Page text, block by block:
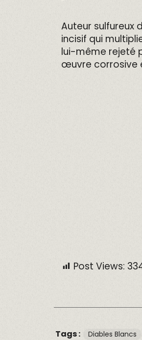
Auteur sulfureux
incisif qui
lui-même rejeté
œuvre corrosive
Post Views:
Tags : Diables Blancs